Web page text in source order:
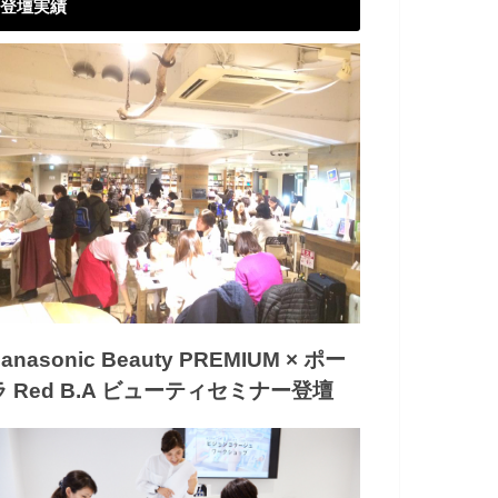
登壇実績
Beauty PREMIUM × ポー
Red B.A ビューティセミナー登壇